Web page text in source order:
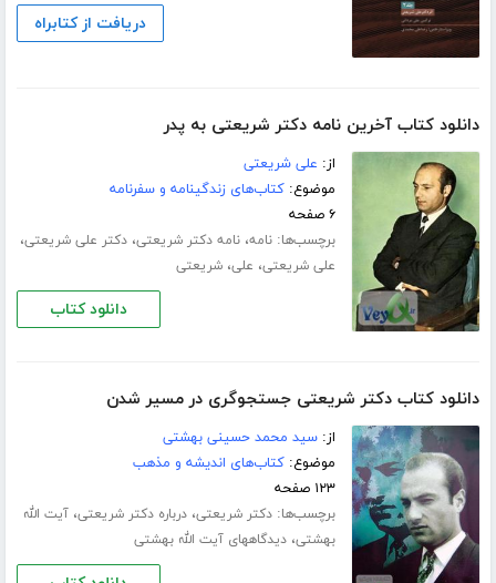
دریافت از کتابراه
دانلود کتاب آخرین نامه دکتر شریعتی به پدر
از: علی شریعتی
موضوع:کتاب‌های زندگینامه و سفرنامه
۶ صفحه
برچسب‌ها:نامه،نامه دکتر شریعتی،دکتر علی شریعتی،
علی شریعتی، علی،شریعتی
دانلود کتاب
دانلود کتاب دکتر شریعتی جستجوگری در مسیر شدن
از:سید محمد حسینی بهشتی
موضوع:کتاب‌های اندیشه و مذهب
۱۲۳ صفحه
برچسب‌ها:دکتر شریعتی،درباره دکتر شریعتی،آیت الله
بهشتی،دیدگاههای آیت الله بهشتی